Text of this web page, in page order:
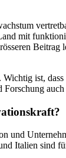
mit
ist,
und
Italien sind